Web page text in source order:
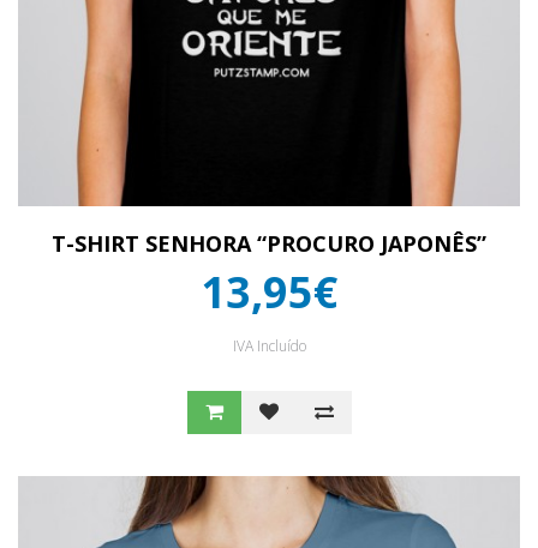
T-SHIRT SENHORA “PROCURO JAPONÊS”
13,95€
IVA Incluído